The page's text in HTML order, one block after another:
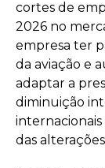
cortes de
2026 no
empresa ter
da aviação e
adaptar a
diminuição
das